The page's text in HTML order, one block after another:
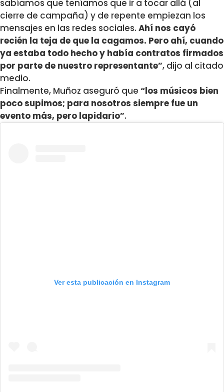
sabíamos que teníamos que ir a tocar allá (al
cierre de campaña) y de repente empiezan los
mensajes en las redes sociales. Ahí nos cayó
recién la teja de que la cagamos. Pero ahí, cuando
ya estaba todo hecho y había contratos firmados
por parte de nuestro representante”, dijo al citado
medio.
Finalmente, Muñoz aseguró que “los músicos bien
poco supimos; para nosotros siempre fue un
evento más, pero lapidario”.
Ver esta publicación en Instagram